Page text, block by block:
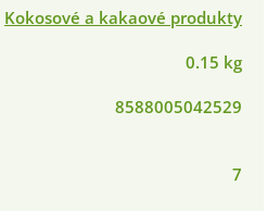
Kokosové a kakaové produkty
0.15 kg
8588005042529
7